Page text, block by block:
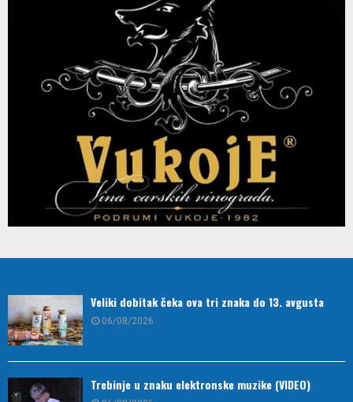
Veliki dobitak čeka ova tri znaka do 13. avgusta
06/08/2026
Trebinje u znaku elektronske muzike (VIDEO)